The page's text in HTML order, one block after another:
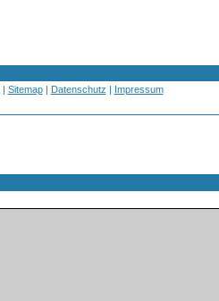
| Sitemap| Datenschutz | Impressum